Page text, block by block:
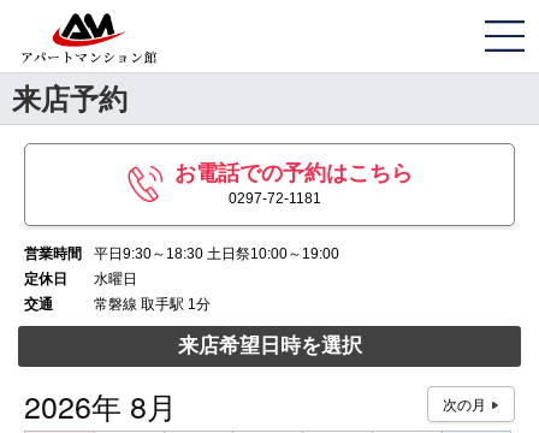
来店予約
お電話での予約はこちら
0297-72-1181
営業時間
平日9:30～18:30 土日祭10:00～19:00
定休日
水曜日
交通
常磐線 取手駅 1分
来店希望日時を選択
2026年 8月